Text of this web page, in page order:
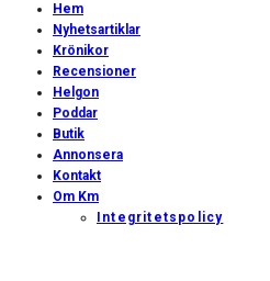
Hem
Nyhetsartiklar
Krönikor
Recensioner
Helgon
Poddar
Butik
Annonsera
Kontakt
Om Km
Integritetspolicy